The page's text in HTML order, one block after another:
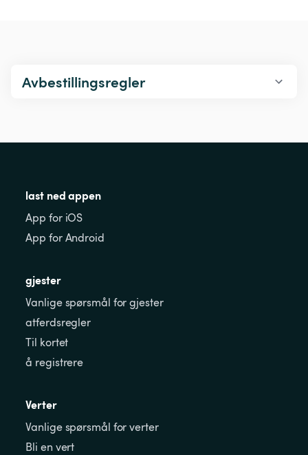
Avbestillingsregler
last ned appen
App for iOS
App for Android
gjester
Vanlige spørsmål for gjester
atferdsregler
Til kortet
å registrere
Verter
Vanlige spørsmål for verter
Bli en vert